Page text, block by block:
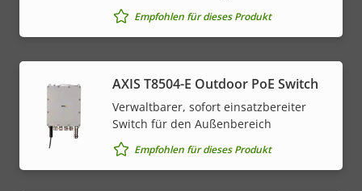
Empfohlen für dieses Produkt
AXIS T8504-E Outdoor PoE Switch
Verwaltbarer, sofort einsatzbereiter
Switch für den Außenbereich
Empfohlen für dieses Produkt